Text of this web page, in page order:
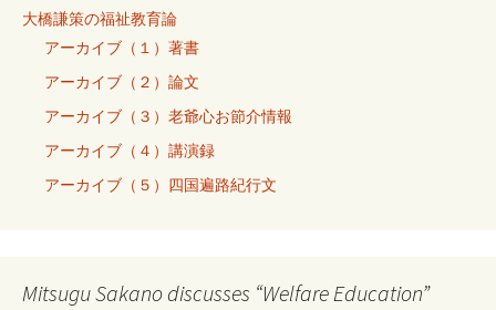
大橋謙策の福祉教育論
アーカイブ（１）著書
アーカイブ（２）論文
アーカイブ（３）老爺心お節介情報
アーカイブ（４）講演録
アーカイブ（５）四国遍路紀行文
Mitsugu Sakano discusses “Welfare Education”